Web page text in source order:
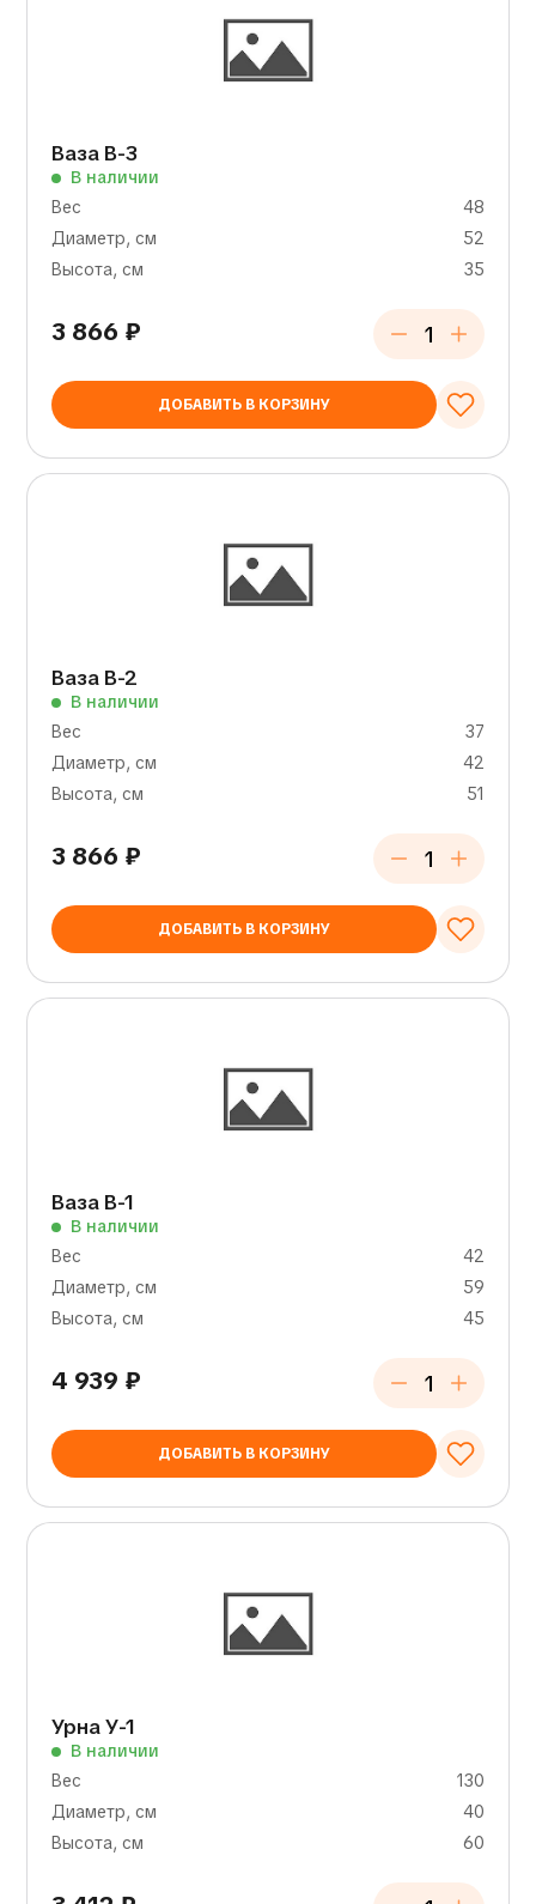
Ваза В-3
В наличии
Вес
48
Диаметр, см
52
Высота, см
35
3 866 ₽
ДОБАВИТЬ В КОРЗИНУ
Ваза В-2
В наличии
Вес
37
Диаметр, см
42
Высота, см
51
3 866 ₽
ДОБАВИТЬ В КОРЗИНУ
Ваза В-1
В наличии
Вес
42
Диаметр, см
59
Высота, см
45
4 939 ₽
ДОБАВИТЬ В КОРЗИНУ
Урна У-1
В наличии
Вес
130
Диаметр, см
40
Высота, см
60